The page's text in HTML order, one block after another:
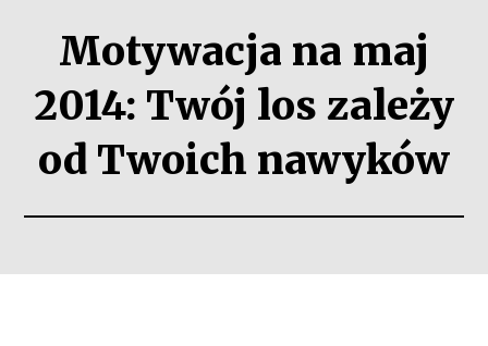
Motywacja na maj
2014: Twój los zależy
od Twoich nawyków